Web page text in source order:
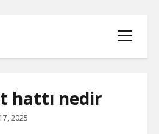
menüyü
aç
hattı nedir
2025